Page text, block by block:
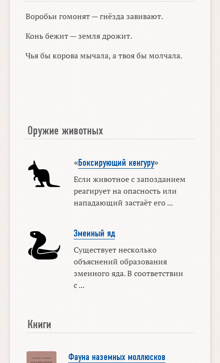
Воробьи гомонят — гнёзда завивают.
Конь бежит — земля дрожит.
Чья бы корова мычала, а твоя бы молчала.
Оружие животных
«Боксирующий кенгуру»
Если животное с запозданием
реагирует на опасность или
нападающий застаёт его ...
Змеиный яд
Существует несколько
объяснений образования
змеиного яда. В соответствии
с ...
Книги
Фауна наземных моллюсков